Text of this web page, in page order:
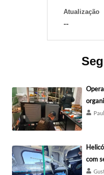
Atualização
--
com